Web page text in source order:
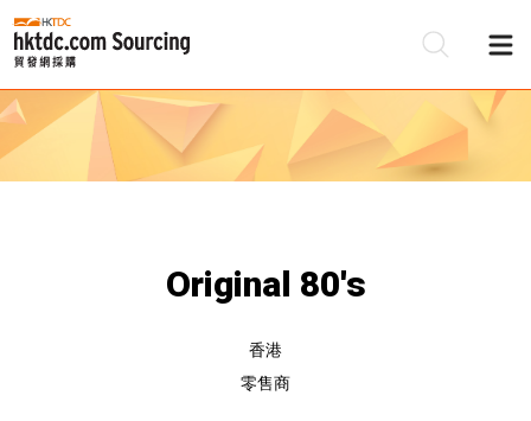
Original 80's
香港
零售商